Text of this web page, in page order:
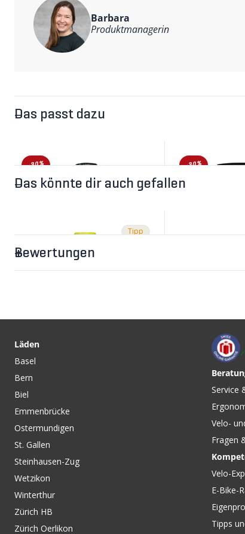
Weitere Informationen
Hauptmaterial: 68% Polyamid, 26% Polyester, 6%
Barbara
Produktmanagerin
Das passt dazu
-30%
Kurzarmtrikot dark petrol
-30%
Regenhose
LÖFFLER
Das könnte dir auch gefallen
Tipp
CHF 69.90
MATERA AIR Herren-
Windweste Bright Green
von VAUDE
CHF 119.00
CHRONO
Windjacke
Bewertungen
Läden
Basel
Bern
Biel
Emmenbrücke
Ostermundigen
St. Gallen
Steinhausen-Zug
Wetzikon
Winterthur
Zürich HB
Zürich Oerlikon
Service
Velo-
Fragen
Velo-
E-Bike-
Tipps